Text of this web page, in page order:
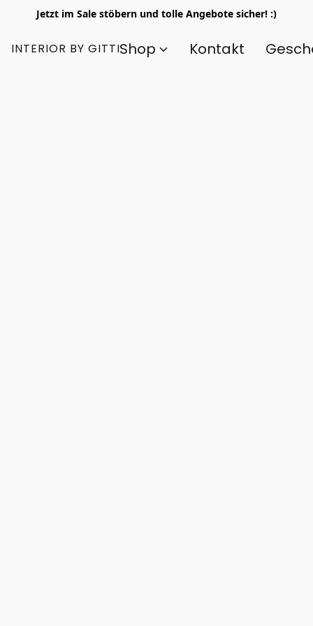
Jetzt im Sale stöbern und tolle Angebote sicher! :)
INTERIOR BY GITTIShop Kontakt